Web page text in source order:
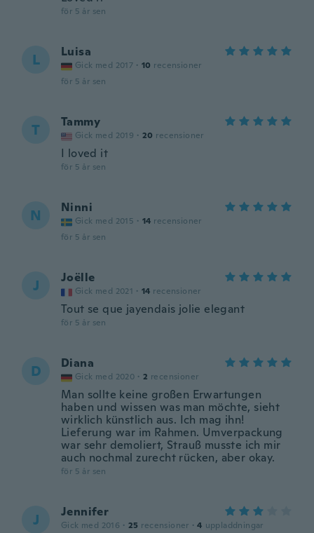
för 5 år sen
L Luisa
Gick med 2017 · 10 recensioner
för 5 år sen
T Tammy
Gick med 2019 · 20 recensioner
I loved it
för 5 år sen
N Ninni
Gick med 2015 · 14 recensioner
för 5 år sen
J Joëlle
Gick med 2021 · 14 recensioner
Tout se que jayendais jolie elegant
för 5 år sen
D Diana
Gick med 2020 · 2 recensioner
Man sollte keine großen Erwartungen
haben und wissen was man möchte, sieht
wirklich künstlich aus. Ich mag ihn!
Lieferung war im Rahmen. Umverpackung
war sehr demoliert, Strauß musste ich mir
auch nochmal zurecht rücken, aber okay.
för 5 år sen
J Jennifer
Gick med 2016 · 25 recensioner · 4 uppladdningar